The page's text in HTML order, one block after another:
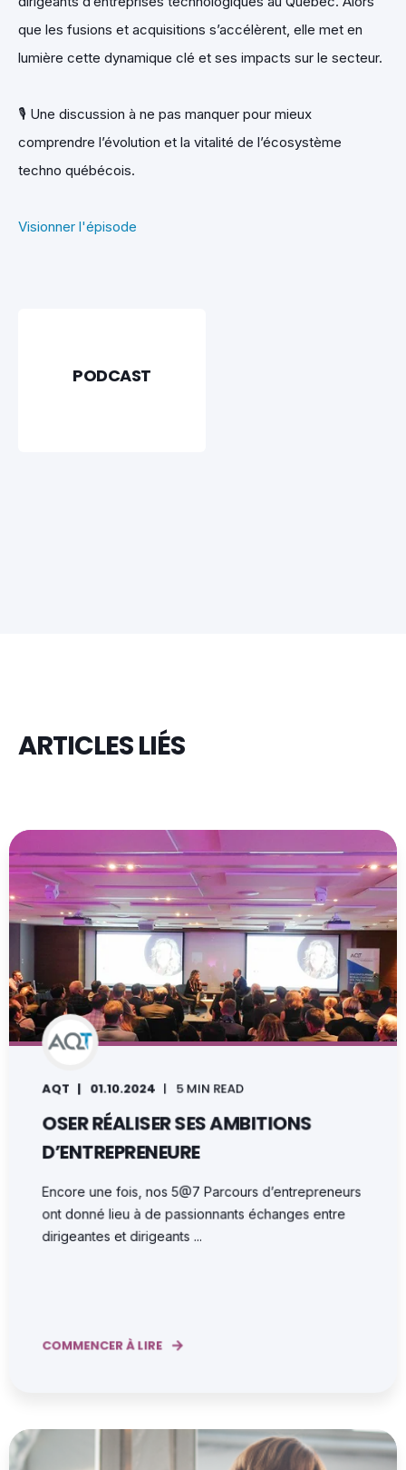
que les fusions et acquisitions s’accélèrent, elle met en
lumière cette dynamique clé et ses impacts sur le secteur.
🎙️ Une discussion à ne pas manquer pour mieux
comprendre l’évolution et la vitalité de l’écosystème
techno québécois.
Visionner l'épisode
PODCAST
ARTICLES LIÉS
AQT 01.10.2024 5 MIN READ
OSER RÉALISER SES AMBITIONS
D’ENTREPRENEURE
Encore une fois, nos 5@7 Parcours d’entrepreneurs
ont donné lieu à de passionnants échanges entre
dirigeantes et dirigeants ...
COMMENCER À LIRE